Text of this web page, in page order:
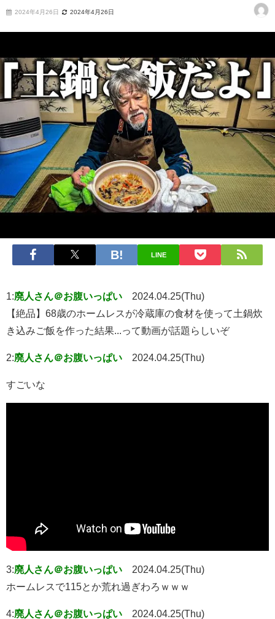
2024年4月26日 2024年4月26日
LINE
1:廃人さん＠お腹いっぱい
2024.04.25(Thu)
【絶品】68歳のホームレスが冷蔵庫の食材を使って土鍋炊
き込みご飯を作った結果...って動画が話題らしいぞ
2:廃人さん＠お腹いっぱい 2024.04.25(Thu)
すごいな
3:廃人さん＠お腹いっぱい
2024.04.25(Thu)
ホームレスで115とか荒れ過ぎわろｗｗｗ
4:廃人さん＠お腹いっぱい
2024.04.25(Thu)